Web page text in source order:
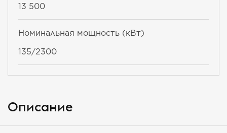
13 500
Номинальная мощность (кВт)
135/2300
Описание